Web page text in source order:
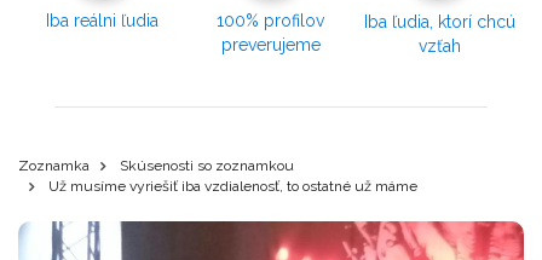
Iba reálni ľudia
100% profilov
preverujeme
Iba ľudia, ktorí chcú
vzťah
Zoznamka
Skúsenosti so zoznamkou
Už musíme vyriešiť iba vzdialenosť, to ostatné už máme